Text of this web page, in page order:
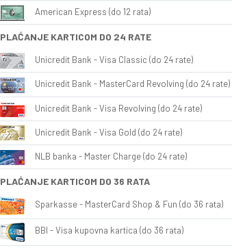
American Express (do 12 rata)
PLAĆANJE KARTICOM DO 24 RATE
Unicredit Bank - Visa Classic (do 24 rate)
Unicredit Bank - MasterCard Revolving (do 24 rate)
Unicredit Bank - Visa Revolving (do 24 rate)
Unicredit Bank - Visa Gold (do 24 rate)
NLB banka - Master Charge (do 24 rate)
PLAĆANJE KARTICOM DO 36 RATA
Sparkasse - MasterCard Shop & Fun (do 36 rata)
BBI - Visa kupovna kartica (do 36 rata)